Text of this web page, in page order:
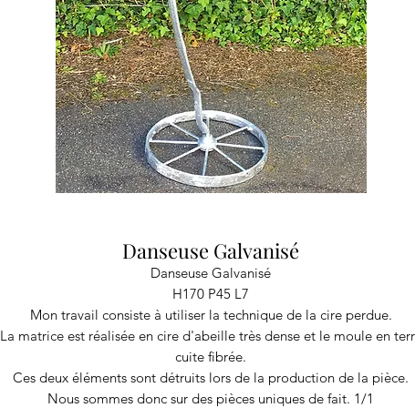
Danseuse Galvanisé
Danseuse Galvanisé
H170 P45 L7
Mon travail consiste à utiliser la technique de la cire perdue.
La matrice est réalisée en cire d'abeille très dense et le moule en
cuite fibrée.
Ces deux éléments sont détruits lors de la production de la pièce.
Nous sommes donc sur des pièces uniques de fait. 1/1